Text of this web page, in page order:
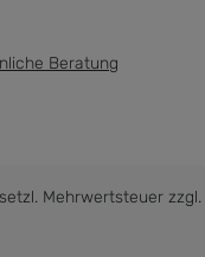
Beratung
Mehrwertsteuer zzgl.